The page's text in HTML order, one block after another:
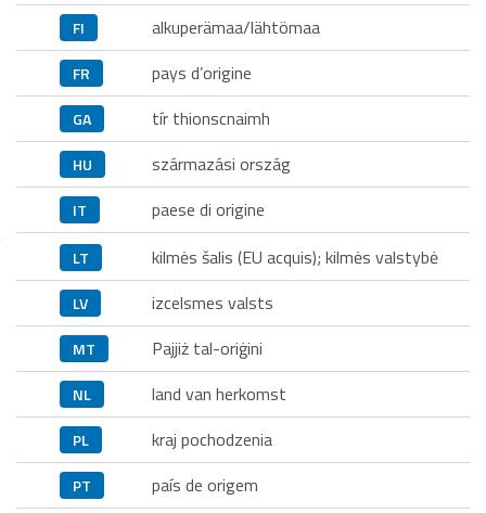
FI alkuperämaa/lähtömaa
FR pays d’origine
GA tír thionscnaimh
HU származási ország
IT paese di origine
LT kilmės šalis (EU acquis); kilmės valstybė
LV izcelsmes valsts
MT Pajjiż tal-oriġini
NL land van herkomst
PL kraj pochodzenia
PT país de origem